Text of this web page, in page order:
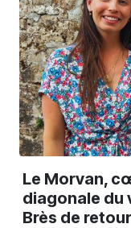
Le Morvan,
diagonale du
Brès de